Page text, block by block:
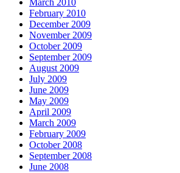
March 2010
February 2010
December 2009
November 2009
October 2009
September 2009
August 2009
July 2009
June 2009
May 2009
April 2009
March 2009
February 2009
October 2008
September 2008
June 2008